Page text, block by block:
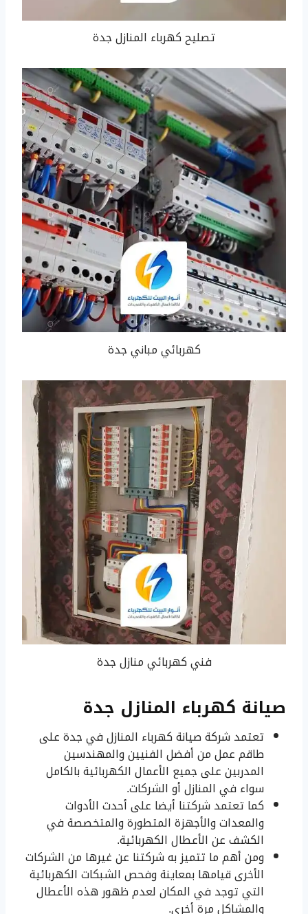
تصليح كهرباء المنازل جدة
كهربائي مباني جدة
فني كهربائي منازل جدة
صيانة كهرباء المنازل جدة
تعتمد شركة صيانة كهرباء المنازل في جدة على
طاقم عمل من أفضل الفنيين والمهندسين
المدربين على جميع الأعمال الكهربائية بالكامل
سواء في المنازل أو الشركات.
كما تعتمد شركتنا أيضا على أحدث الأدوات
والمعدات والأجهزة المتطورة والمتخصصة في
الكشف عن الأعطال الكهربائية.
ومن أهم ما تتميز به شركتنا عن غيرها من الشركات
الأخرى قيامها بمعاينة وفحص الشبكات الكهربائية
التي توجد في المكان لعدم ظهور هذه الأعطال
والمشاكل مرة أخرى.